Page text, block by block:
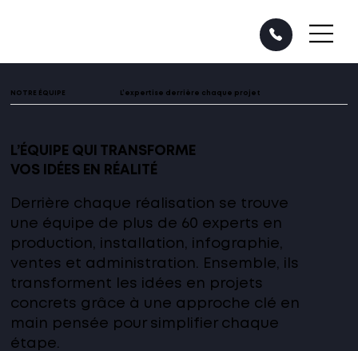
NOTRE ÉQUIPE L’expertise derrière chaque projet
L’ÉQUIPE QUI TRANSFORME
VOS IDÉES EN RÉALITÉ
Derrière chaque réalisation se trouve
une équipe de plus de 60 experts en
production, installation, infographie,
ventes et administration. Ensemble, ils
transforment les idées en projets
concrets grâce à une approche clé en
main pensée pour simplifier chaque
étape.